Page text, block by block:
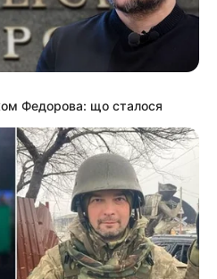
Федорова: що сталося